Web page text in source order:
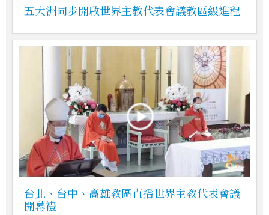
五大洲同步開啟世界主教代表會議教區級進程
台北、台中、高雄教區直播世界主教代表會議
開幕禮